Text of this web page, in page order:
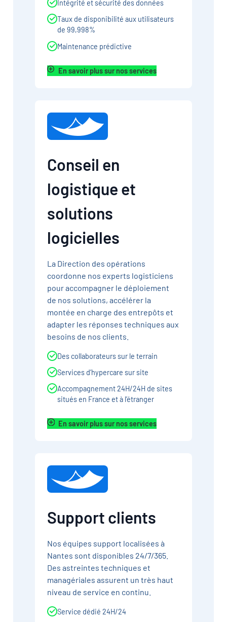
Intégrité et sécurité des données
Taux de disponibilité aux utilisateurs
de 99,998%
Maintenance prédictive
En savoir plus sur nos services
Conseil en
logistique et
solutions
logicielles
La Direction des opérations
coordonne nos experts logisticiens
pour accompagner le déploiement
de nos solutions, accélérer la
montée en charge des entrepôts et
adapter les réponses techniques aux
besoins de nos clients.
Des collaborateurs sur le terrain
Services d’hypercare sur site
Accompagnement 24H/24H de sites
situés en France et à l’étranger
En savoir plus sur nos services
Support clients
Nos équipes support localisées à
Nantes sont disponibles 24/7/365.
Des astreintes techniques et
managériales assurent un très haut
niveau de service en continu.
Service dédié 24H/24